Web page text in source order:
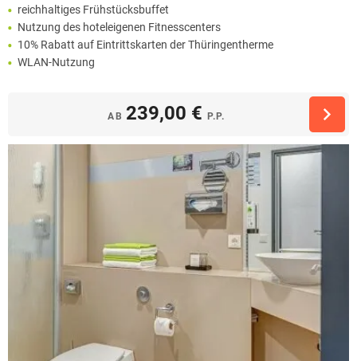
reichhaltiges Frühstücksbuffet
Nutzung des hoteleigenen Fitnesscenters
10% Rabatt auf Eintrittskarten der Thüringentherme
WLAN-Nutzung
AB 239,00 € P.P.